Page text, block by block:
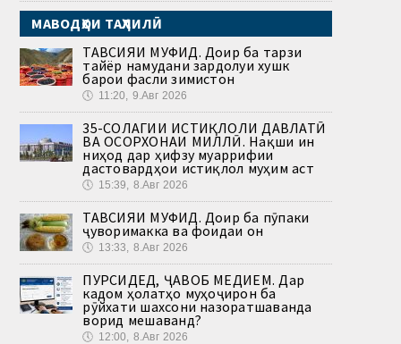
МАВОДҲОИ ТАҲЛИЛӢ
ТАВСИЯИ МУФИД. Доир ба тарзи
тайёр намудани зардолуи хушк
барои фасли зимистон
🕔 11:20, 9.Авг 2026
35-СОЛАГИИ ИСТИҚЛОЛИ ДАВЛАТӢ
ВА ОСОРХОНАИ МИЛЛӢ. Нақши ин
ниҳод дар ҳифзу муаррифии
дастовардҳои истиқлол муҳим аст
🕔 15:39, 8.Авг 2026
ТАВСИЯИ МУФИД. Доир ба пӯпаки
ҷуворимакка ва фоидаи он
🕔 13:33, 8.Авг 2026
ПУРСИДЕД, ҶАВОБ МЕДИҲЕМ. Дар
кадом ҳолатҳо муҳоҷирон ба
рӯйхати шахсони назоратшаванда
ворид мешаванд?
🕔 12:00, 8.Авг 2026